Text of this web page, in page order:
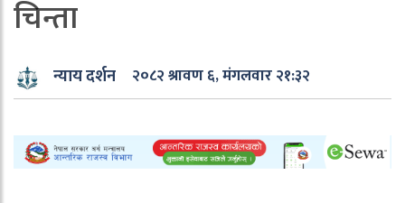
चिन्ता
न्याय दर्शन २०८२ श्रावण ६, मंगलवार २१:३२